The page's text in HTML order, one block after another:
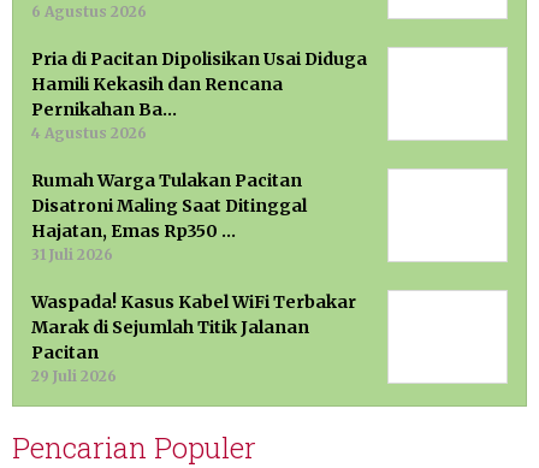
6 Agustus 2026
Pria di Pacitan Dipolisikan Usai Diduga
Hamili Kekasih dan Rencana
Pernikahan Ba…
4 Agustus 2026
Rumah Warga Tulakan Pacitan
Disatroni Maling Saat Ditinggal
Hajatan, Emas Rp350 …
31 Juli 2026
Waspada! Kasus Kabel WiFi Terbakar
Marak di Sejumlah Titik Jalanan
Pacitan
29 Juli 2026
Pencarian Populer